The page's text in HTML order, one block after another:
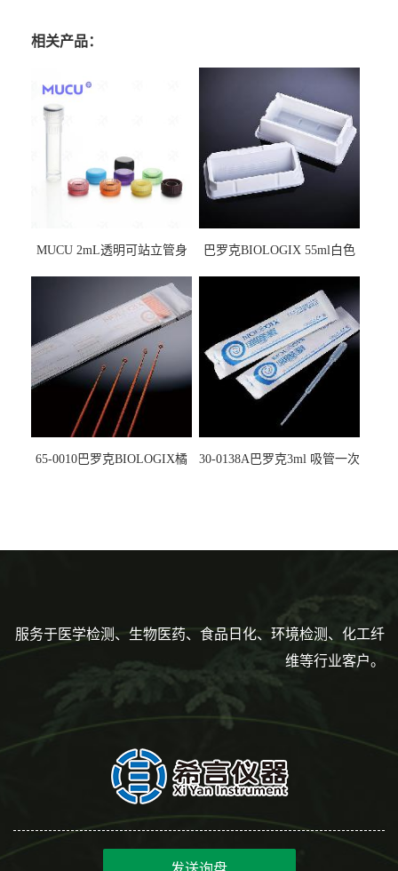
相关产品：
MUCU 2mL透明可站立管身
巴罗克BIOLOGIX 55ml白色
马射线灭菌25-0051
65-0010巴罗克BIOLOGIX橘
30-0138A巴罗克3ml 吸管一次
服务于医学检测、生物医药、食品日化、环境检测、化工纤
维等行业客户。